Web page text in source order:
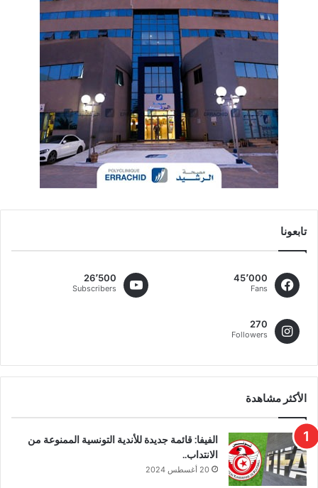
تابعونا
45٬000
Fans
26٬500
Subscribers
270
Followers
الأكثر مشاهدة
الفيفا: قائمة جديدة للأندية التونسية الممنوعة من
الانتداب..
20 أغسطس 2024